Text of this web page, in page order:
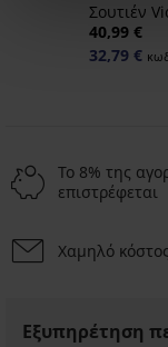
Σουτιέν
40,99 €
32,79 €
Το 8% της
επιστρέφεται
Χαμηλό κόστος
Εξυπηρέτηση